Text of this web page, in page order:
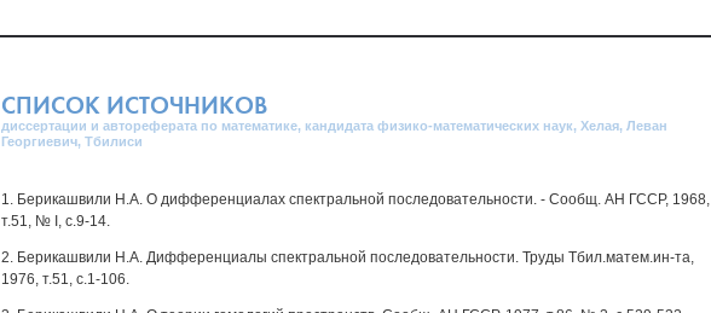
СПИСОК ИСТОЧНИКОВ
диссертации и автореферата по математике, кандидата физико-математических наук, Хелая, Леван
Георгиевич, Тбилиси
1. Берикашвили H.A. О дифференциалах спектральной последовательности. - Сообщ. АН ГССР, 1968,
т.51, № I, с.9-14.
2. Берикашвили H.A. Дифференциалы спектральной последовательности. Труды Тбил.матем.ин-та,
1976, т.51, с.1-106.